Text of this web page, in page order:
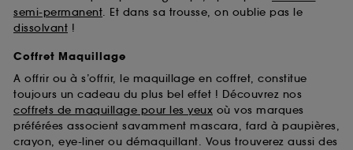
semi-permanent. Et dans sa trousse, on oublie pas le
dissolvant !
Coffret Maquillage
A offrir ou à s’offrir, le maquillage en coffret, constitue
toujours un cadeau du plus bel effet ! Découvrez nos
coffrets de maquillage pour les yeux où vos marques
préférées associent savamment mascara, fard à paupières,
crayon, eye-liner ou démaquillant. Vous trouverez aussi des